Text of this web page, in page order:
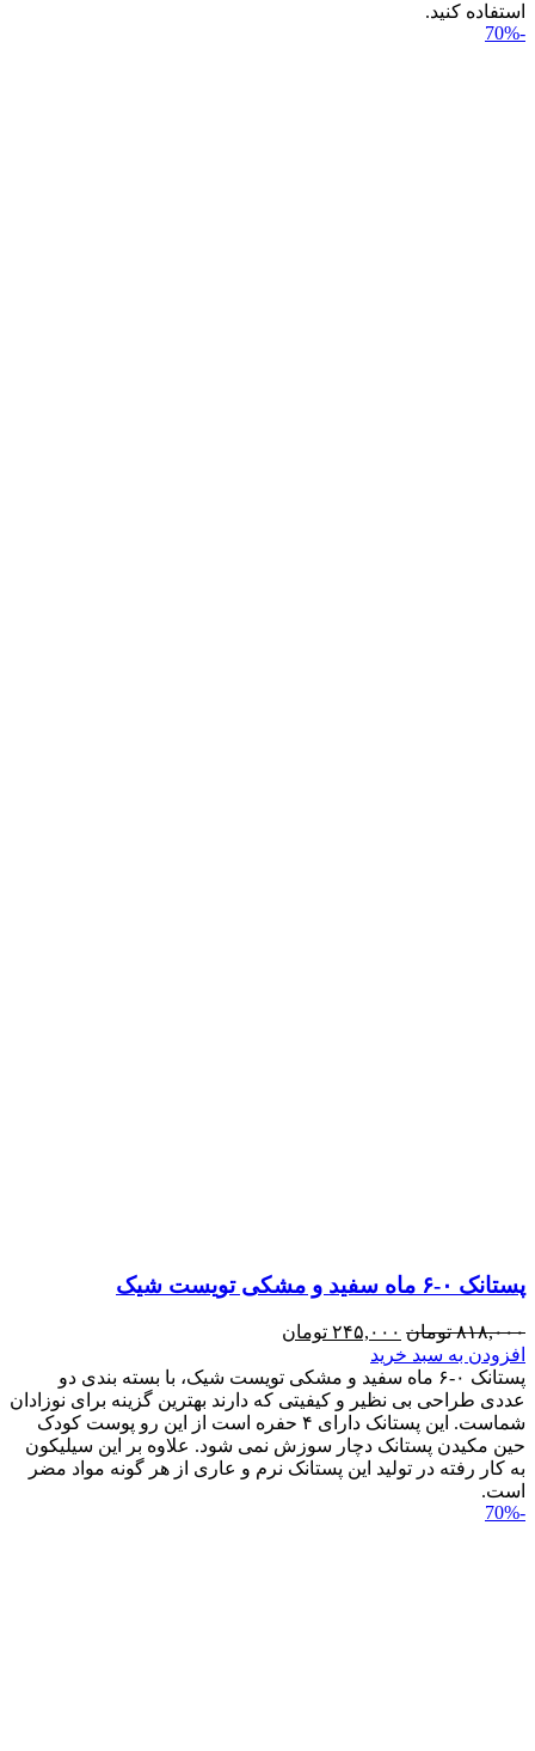
استفاده کنید.
-70%
پستانک ۰-۶ ماه سفید و مشکی تویست شیک
۸۱۸,۰۰۰ تومان ۲۴۵,۰۰۰ تومان
افزودن به سبد خرید
پستانک ۰-۶ ماه سفید و مشکی تویست شیک، با بسته بندی دو
عددی طراحی بی نظیر و کیفیتی که دارند بهترین گزینه برای نوزادان
شماست. این پستانک دارای ۴ حفره است از این رو پوست کودک
حین مکیدن پستانک دچار سوزش نمی شود. علاوه بر این سیلیکون
به کار رفته در تولید این پستانک نرم و عاری از هر گونه مواد مضر
است.
-70%